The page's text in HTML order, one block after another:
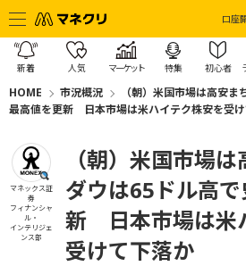
口座
新着 人気 マーケット 特集 初心者
HOME 市況概況
（朝）米国市場は高安
最高値を更新 日本市場は米ハイテク株安を受
マネックス証
券
フィナンシャ
ル・
インテリジェ
ンス部
（朝）米国市場
ダウは65ドル高
新 日本市場は米
受けて下落か